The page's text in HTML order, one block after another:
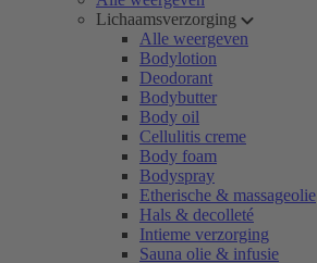
Lichaamsverzorging
Alle weergeven
Bodylotion
Deodorant
Bodybutter
Body oil
Cellulitis creme
Body foam
Bodyspray
Etherische & massageolie
Hals & decolleté
Intieme verzorging
Sauna olie & infusie